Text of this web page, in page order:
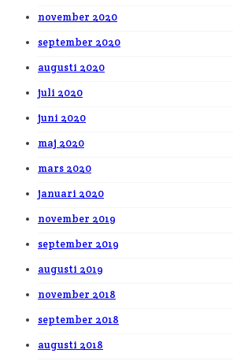
november 2020
september 2020
augusti 2020
juli 2020
juni 2020
maj 2020
mars 2020
januari 2020
november 2019
september 2019
augusti 2019
november 2018
september 2018
augusti 2018